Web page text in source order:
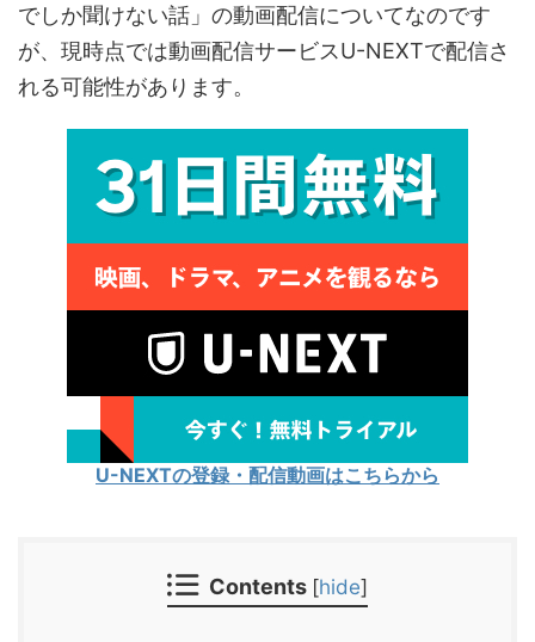
でしか聞けない話」の動画配信についてなのです
が、現時点では動画配信サービスU-NEXTで配信さ
れる可能性があります。
U-NEXTの登録・配信動画はこちらから
Contents [hide]